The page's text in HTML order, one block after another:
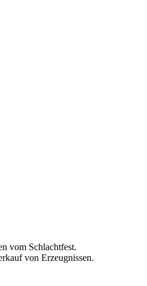
vom Schlachtfest.
von Erzeugnissen.